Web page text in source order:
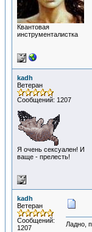
Квантовая
инструменталистка
kadh
Ветеран
Сообщений: 1207
Я очень сексуален! И
ваще - прелесть!
kadh
Ветеран
Сообщений:
1207
Ладно,